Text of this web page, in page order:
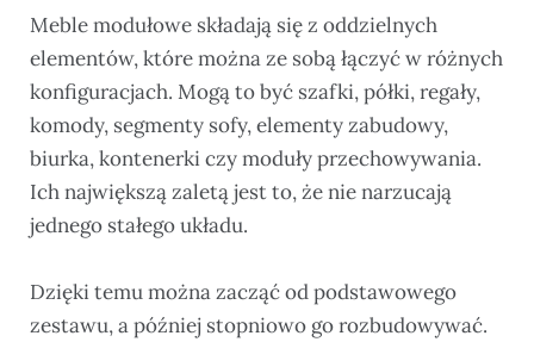
Meble modułowe składają się z oddzielnych
elementów, które można ze sobą łączyć w różnych
konfiguracjach. Mogą to być szafki, półki, regały,
komody, segmenty sofy, elementy zabudowy,
biurka, kontenerki czy moduły przechowywania.
Ich największą zaletą jest to, że nie narzucają
jednego stałego układu.
Dzięki temu można zacząć od podstawowego
zestawu, a później stopniowo go rozbudowywać.